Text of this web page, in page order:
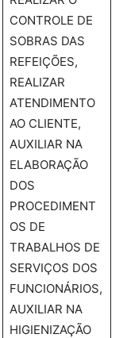
CONTROLE DE
SOBRAS DAS
REFEIÇÕES,
REALIZAR
ATENDIMENTO
AO CLIENTE,
AUXILIAR NA
ELABORAÇÃO
DOS
PROCEDIMENT
OS DE
TRABALHOS DE
SERVIÇOS DOS
FUNCIONÁRIOS,
AUXILIAR NA
HIGIENIZAÇÃO